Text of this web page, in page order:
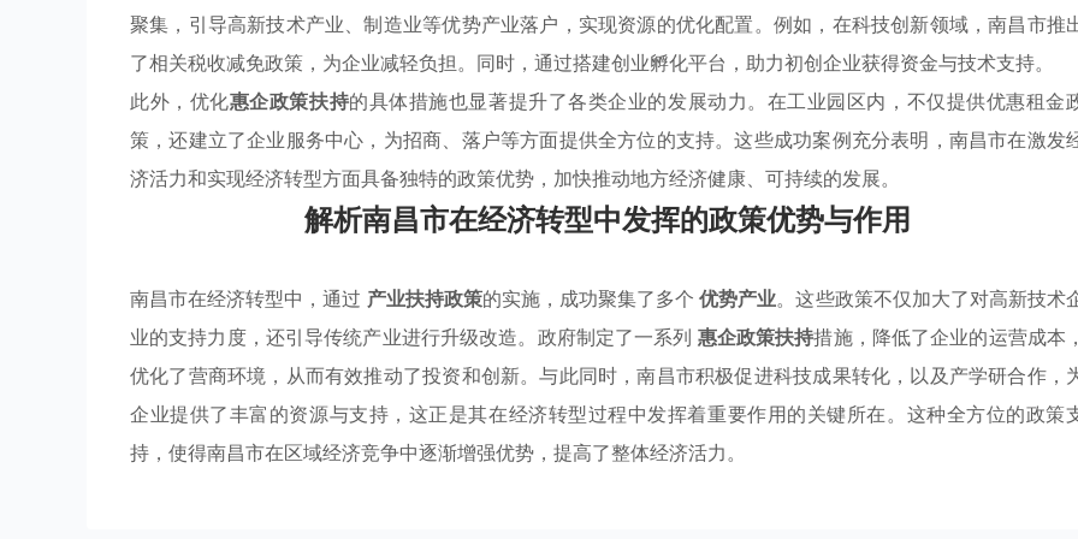
聚集，引导高新技术产业、制造业等优势产业落户，实现资源的优化配置。例如，在科技创新领域，南昌市推
了相关税收减免政策，为企业减轻负担。同时，通过搭建创业孵化平台，助力初创企业获得资金与技术支持。
此外，优化惠企政策扶持的具体措施也显著提升了各类企业的发展动力。在工业园区内，不仅提供优惠租金
策，还建立了企业服务中心，为招商、落户等方面提供全方位的支持。这些成功案例充分表明，南昌市在激发
济活力和实现经济转型方面具备独特的政策优势，加快推动地方经济健康、可持续的发展。
解析南昌市在经济转型中发挥的政策优势与作用
南昌市在经济转型中，通过 产业扶持政策的实施，成功聚集了多个优势产业。这些政策不仅加大了对高新技术
业的支持力度，还引导传统产业进行升级改造。政府制定了一系列 惠企政策扶持措施，降低了企业的运营成本，
优化了营商环境，从而有效推动了投资和创新。与此同时，南昌市积极促进科技成果转化，以及产学研合作，
企业提供了丰富的资源与支持，这正是其在经济转型过程中发挥着重要作用的关键所在。这种全方位的政策
持，使得南昌市在区域经济竞争中逐渐增强优势，提高了整体经济活力。